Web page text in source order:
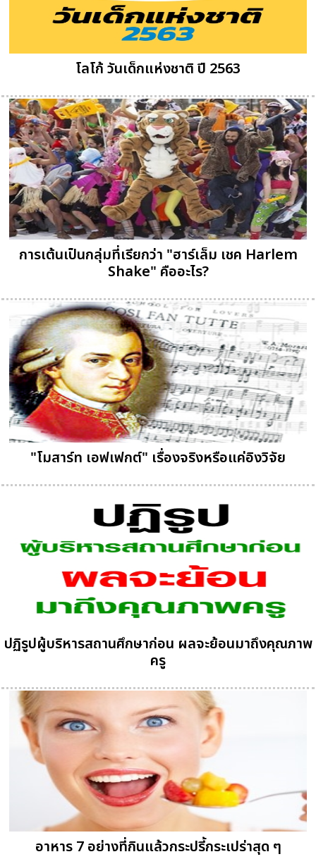
โลโก้ วันเด็กแห่งชาติ ปี 2563
การเต้นเป็นกลุ่มที่เรียกว่า "ฮาร์เล็ม เชค Harlem
Shake" คืออะไร?
"โมสาร์ท เอฟเฟกต์" เรื่องจริงหรือแค่อิงวิจัย
ปฏิรูปผู้บริหารสถานศึกษาก่อน ผลจะย้อนมาถึงคุณภาพ
ครู
อาหาร 7 อย่างที่กินแล้วกระปรี้กระเปร่าสุด ๆ